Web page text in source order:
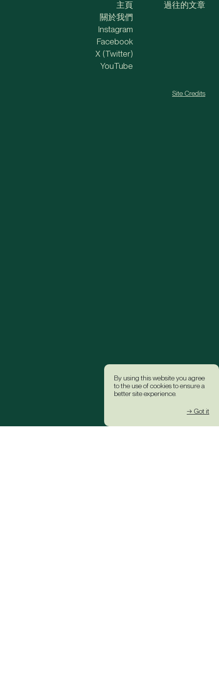
By using this website you agree
to the use of cookies to ensure a
better site experience.
→ Got it
主頁
關於我們
過往的文章
Instagram
Facebook
X (Twitter)
YouTube
Site Credits